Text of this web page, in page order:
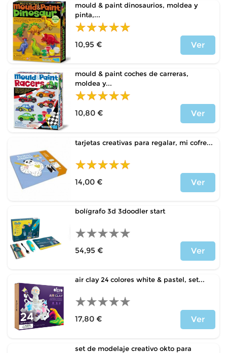
mould & paint dinosaurios, moldea y
pinta,...
10,95 €
Ver
mould & paint coches de carreras,
moldea y...
10,80 €
Ver
tarjetas creativas para regalar, mi cofre...
14,00 €
Ver
bolígrafo 3d 3doodler start
54,95 €
Ver
air clay 24 colores white & pastel, set...
17,80 €
Ver
set de modelaje creativo okto para